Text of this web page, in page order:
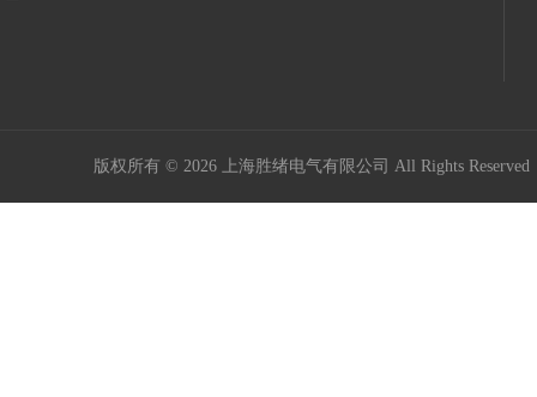
版权所有 © 2026 上海胜绪电气有限公司 All Rights